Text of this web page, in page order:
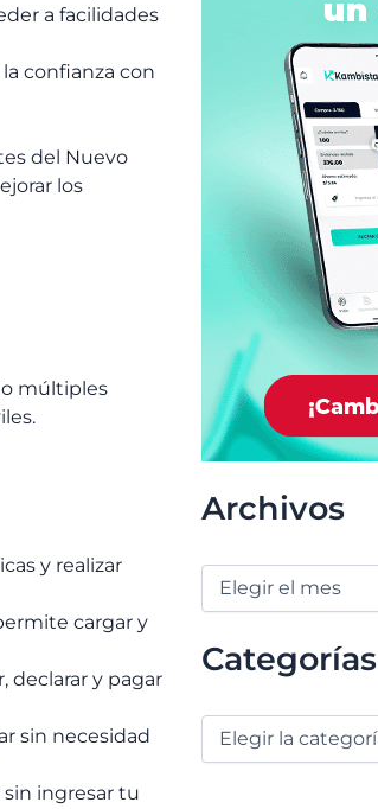
a facilidades
confianza con
del Nuevo
los
múltiples
y realizar
cargar y
declarar y pagar
sin necesidad
sin ingresar tu
Archivos
Categorías